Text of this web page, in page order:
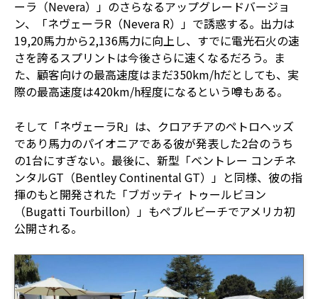
ーラ（Nevera）」のさらなるアップグレードバージョ
ン、「ネヴェーラR（Nevera R）」で誘惑する。出力は
19,20馬力から2,136馬力に向上し、すでに電光石火の速
さを誇るスプリントは今後さらに速くなるだろう。ま
た、顧客向けの最高速度はまだ350km/hだとしても、実
際の最高速度は420km/h程度になるという噂もある。
そして「ネヴェーラR」は、クロアチアのペトロヘッズ
であり馬力のパイオニアである彼が発表した2台のうち
の1台にすぎない。最後に、新型「ベントレー コンチネ
ンタルGT（Bentley Continental GT）」と同様、彼の指
揮のもと開発された「ブガッティ トゥールビヨン
（Bugatti Tourbillon）」もペブルビーチでアメリカ初
公開される。